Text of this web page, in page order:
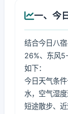
一、今
结合今日八
26%、东风
如下：
今日天气条
水，空气湿
短途散步、